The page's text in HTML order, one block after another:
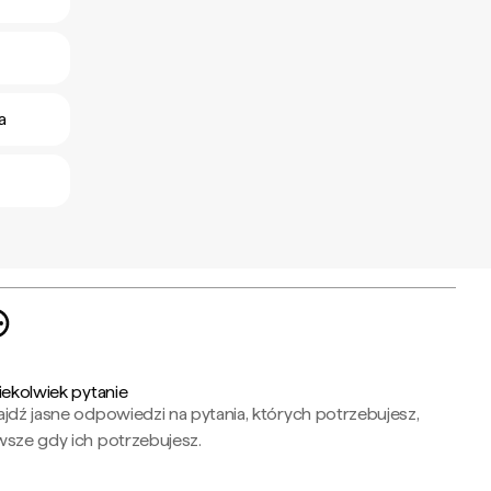
pytanie
jasne odpowiedzi na pytania, których potrzebujesz,
gdy ich potrzebujesz.